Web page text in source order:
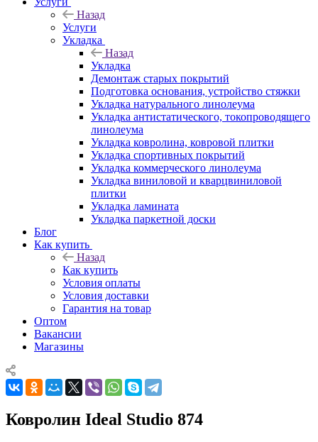
Назад
Услуги
Укладка
Назад
Укладка
Демонтаж старых покрытий
Подготовка основания, устройство стяжки
Укладка натурального линолеума
Укладка антистатического, токопроводящего
линолеума
Укладка ковролина, ковровой плитки
Укладка спортивных покрытий
Укладка коммерческого линолеума
Укладка виниловой и кварцвиниловой
плитки
Укладка ламината
Укладка паркетной доски
Блог
Как купить
Назад
Как купить
Условия оплаты
Условия доставки
Гарантия на товар
Оптом
Вакансии
Магазины
Ковролин Ideal Studio 874